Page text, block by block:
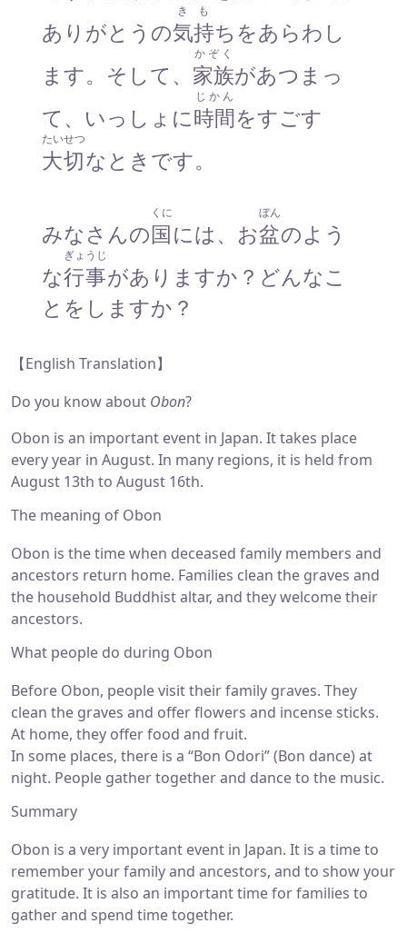
ありがとうの気持
きも
ちをあらわし
ます。そして、 家族
かぞく
があつまっ
て、いっしょに時間
じかん
をすごす
大切
たいせつ
なときです。
みなさんの国
くに
には、お盆
ぼん
のよう
な行事
ぎょうじ
がありますか？どんなこ
とをしますか？
【English Translation】
Do you know about Obon?
Obon is an important event in Japan. It takes place
every year in August. In many regions, it is held from
August 13th to August 16th.
The meaning of Obon
Obon is the time when deceased family members and
ancestors return home. Families clean the graves and
the household Buddhist altar, and they welcome their
ancestors.
What people do during Obon
Before Obon, people visit their family graves. They
clean the graves and offer flowers and incense sticks.
At home, they offer food and fruit.
In some places, there is a “Bon Odori” (Bon dance) at
night. People gather together and dance to the music.
Summary
Obon is a very important event in Japan. It is a time to
remember your family and ancestors, and to show your
gratitude. It is also an important time for families to
gather and spend time together.